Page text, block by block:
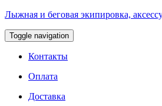
Лыжная и беговая экипировка,
Toggle navigation
Контакты
Оплата
Доставка